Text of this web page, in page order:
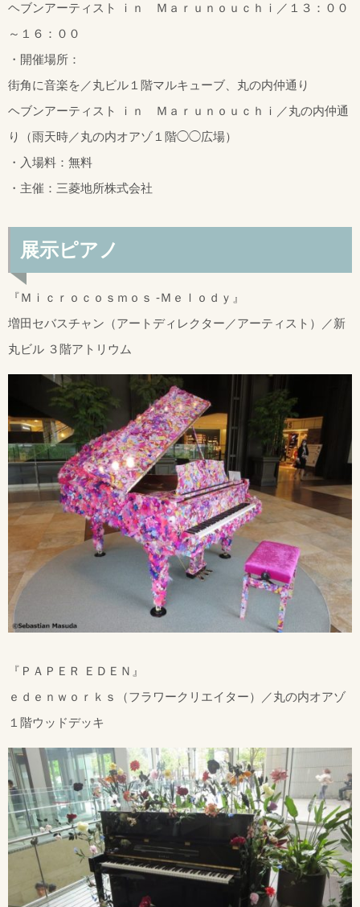
ヘブンアーティスト ｉｎ Ｍａｒｕｎｏｕｃｈｉ／１３：００
～１６：００
・開催場所：
街角に音楽を／丸ビル１階マルキューブ、丸の内仲通り
ヘブンアーティスト ｉｎ Ｍａｒｕｎｏｕｃｈｉ／丸の内仲通
り（雨天時／丸の内オアゾ１階◯◯広場）
・入場料：無料
・主催：三菱地所株式会社
展示ピアノ
『Ｍｉｃｒｏｃｏｓｍｏｓ -Ｍｅｌｏｄｙ』
増田セバスチャン（アートディレクター／アーティスト）／新
丸ビル ３階アトリウム
『ＰＡＰＥＲ ＥＤＥＮ』
ｅｄｅｎｗｏｒｋｓ（フラワークリエイター）／丸の内オアゾ
１階ウッドデッキ